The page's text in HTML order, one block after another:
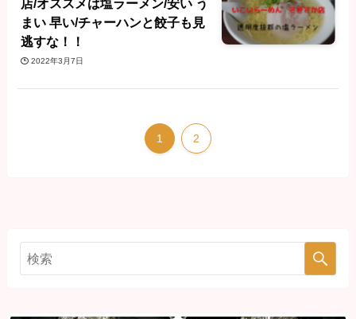
店/オススメは塩ラーメン/安い う
まい 早い/チャーハンと餃子も見
逃すな！！
2022年3月7日
1 2